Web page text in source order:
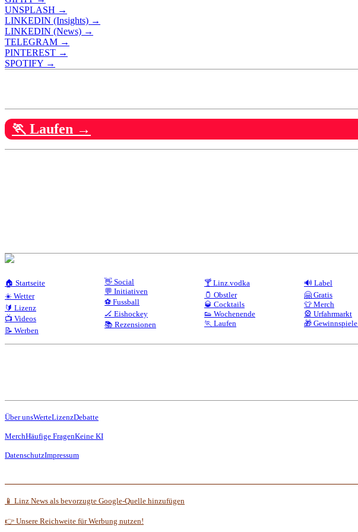
UNSPLASH →
LINKEDIN (Insights) →
LINKEDIN (News) →
TELEGRAM →
PINTEREST →
SPOTIFY →
🏃 Laufen →
🏠 Startseite
☀️ Wetter
🔰 Lizenz
📺 Videos
📝 Werben
👋 Social
💬 Initiativen
⚽ Fussball
🏒 Eishockey
📚 Rezensionen
🍸 Linz.vodka
🫙 Obstler
🥃 Cocktails
👟 Wochenende
🏃 Laufen
🔊 Label
🤗 Gratis
👕 Merch
🎡 Urfahrmarkt
🎁 Gewinnspiele
Über unsWerteLizenzDebatte
MerchHäufige FragenKeine KI
DatenschutzImpressum
📱 Linz News als bevorzugte Google-Quelle hinzufügen
👉 Unsere Reichweite für Werbung nutzen!